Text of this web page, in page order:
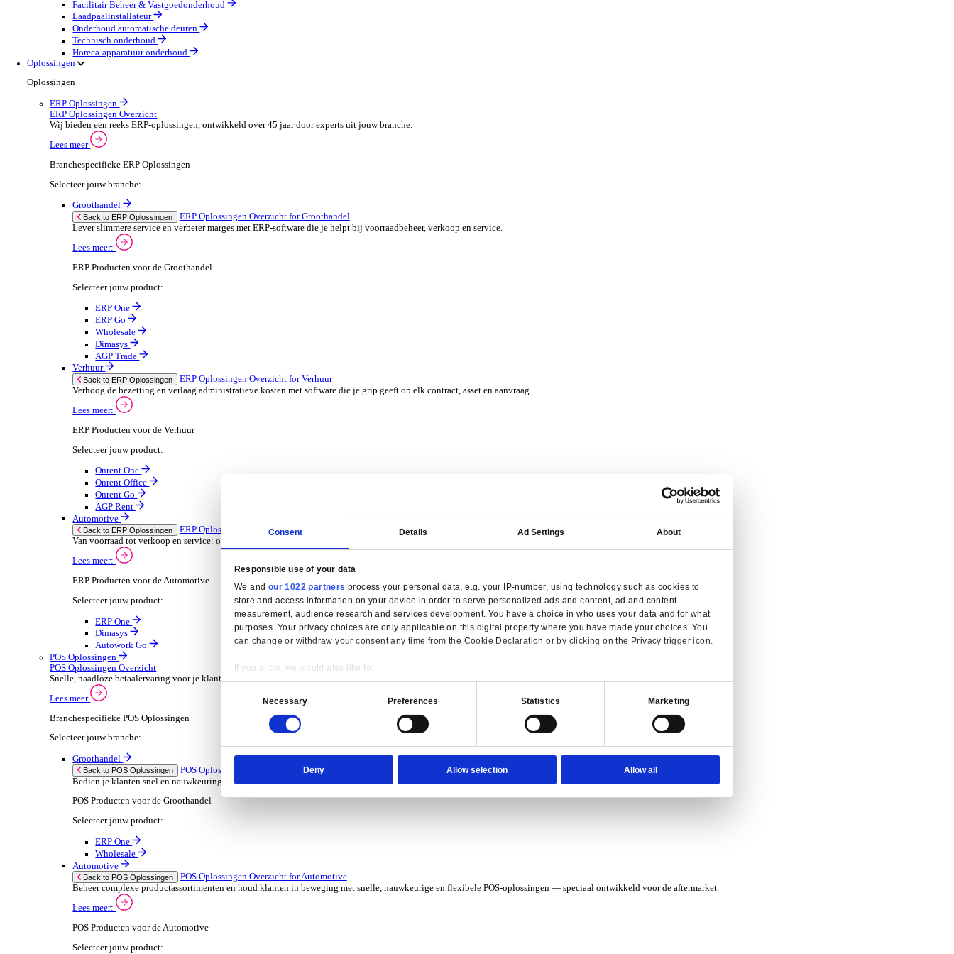
Machines & Gereedschap
Field Service
Field Service Overzicht
Stroomlijn je processen, neem betere beslissingen en geef je team een boost met een alles-in-één field service platform.
Selecteer jouw branche:
Brandbeveiliging & Brandveiligheid
Waterhygiëne en behandeling
Sanitair- en verwarming
Beveiligingsinstallateur
Elektrotechnische installateur
Medische apparatuur onderhoud
Lift- en roltraponderhoud
Facilitair Beheer & Vastgoedonderhoud
Onderhoud automatische deuren
Technisch onderhoud
Horeca-apparatuur onderhoud
Oplossingen
Oplossingen
ERP Oplossingen
ERP Oplossingen Overzicht
Wij bieden een reeks ERP-oplossingen, ontwikkeld over 45 jaar door experts uit jouw branche.
Branchespecifieke ERP Oplossingen
Selecteer jouw branche:
Groothandel
Back to ERP Oplossingen
Lever slimmere service en verbeter marges met ERP-software die je helpt bij voorraadbeheer, verkoop en service.
Lees meer:
ERP Producten voor de Groothandel
Selecteer jouw product:
ERP One
ERP Go
Wholesale
Dimasys
AGP Trade
Verhuur
Back to ERP Oplossingen
ERP Oplossingen Overzicht for Verhuur
Verhoog de bezetting en verlaag administratieve kosten met software die je grip geeft op elk contract, asset en aanvraag.
Lees meer:
ERP Producten voor de Verhuur
Selecteer jouw product:
Onrent One
Onrent Office
Onrent Go
AGP Rent
Automotive
Back to ERP Oplossingen
Van voorraad tot verkoop en service: ontdek de ERP-oplossingen die jouw aftermarketbedrijf in topvorm houden.